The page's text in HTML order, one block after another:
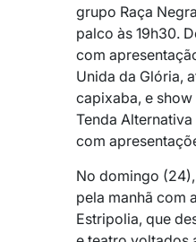
grupo Raça
palco às 19h30.
com
Unida da Glória,
capixaba, e
Tenda Alternativa
com
No domingo
pela manhã com
Estripolia, que